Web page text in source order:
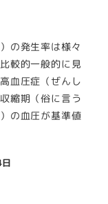
の発生率は様々
較的一般的に見
血圧症（ぜんし
縮期（俗に言う
の血圧が基準値